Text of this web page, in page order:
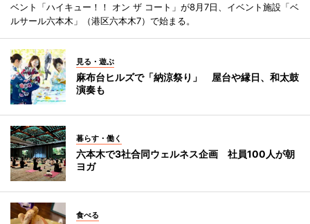
ベント「ハイキュー！！ オン ザ コート」が8月7日、イベント施設「ベ
ルサール六本木」（港区六本木7）で始まる。
見る・遊ぶ
麻布台ヒルズで「納涼祭り」 屋台や縁日、和太鼓
演奏も
暮らす・働く
六本木で3社合同ウェルネス企画 社員100人が朝
ヨガ
食べる